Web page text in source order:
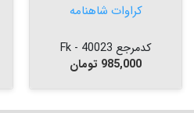
کراوات شاهنامه
کدمرجع 40023 - Fk
قیمت
985,000 تومان